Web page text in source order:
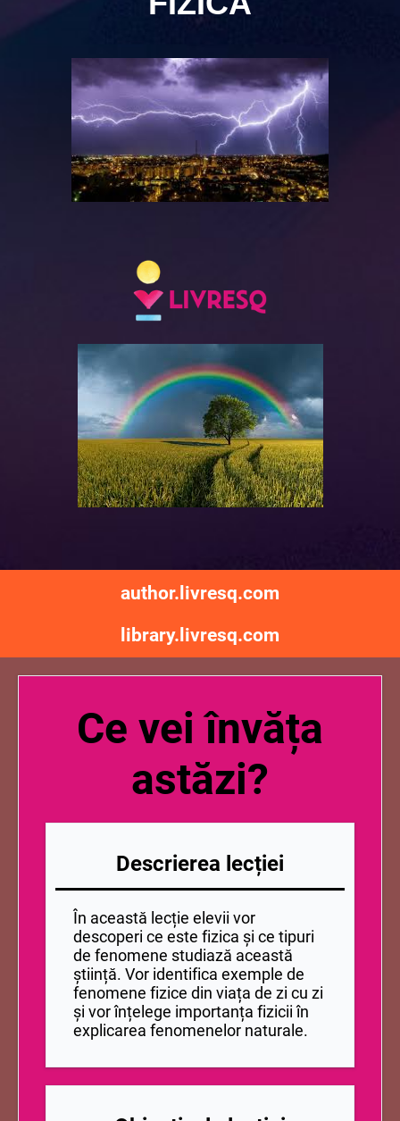
author.livresq.com
library.livresq.com
Ce vei învăța
astăzi?
Descrierea lecției
În această lecție elevii vor
descoperi ce este fizica și ce tipuri
de fenomene studiază această
știință. Vor identifica exemple de
fenomene fizice din viața de zi cu zi
și vor înțelege importanța fizicii în
explicarea fenomenelor naturale.